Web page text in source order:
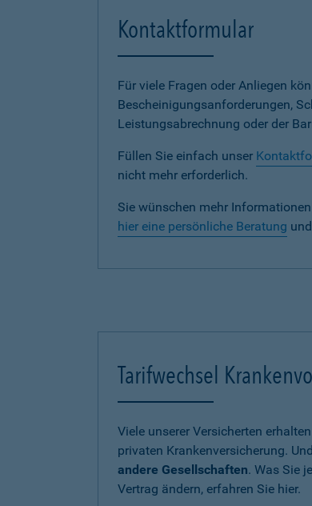
Kontaktformular
Für viele Fragen oder Anliegen
Bescheinigungsanforderungen,
Leistungsabrechnung oder der
Füllen Sie einfach unser
nicht mehr erforderlich.
Sie wünschen mehr
hier eine persönliche Beratung
Tarifwechsel
Viele unserer Versicherten
privaten Krankenversicherung.
andere Gesellschaften. Was Sie
Vertrag ändern, erfahren Sie hier.